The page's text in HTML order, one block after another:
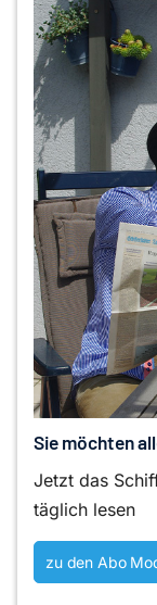
Sie möchten
Jetzt das
täglich lesen
zu den Abo